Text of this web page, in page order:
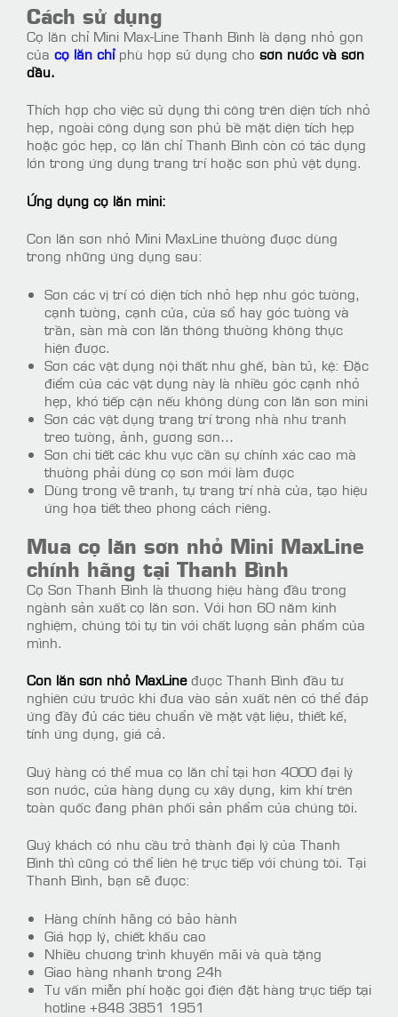
Cách sử dụng
Cọ lăn chỉ Mini Max-Line Thanh Bình là dạng nhỏ gọn
của cọ lăn chỉphù hợp sử dụng cho sơn nước và sơn
dầu.
Thích hợp cho việc sử dụng thi công trên diện tích nhỏ
hẹp, ngoài công dụng sơn phủ bề mặt diện tích hẹp
hoặc góc hẹp, cọ lăn chỉ Thanh Bình còn có tác dụng
lớn trong ứng dụng trang trí hoặc sơn phủ vật dụng.
Ứng dụng cọ lăn mini:
Con lăn sơn nhỏ Mini MaxLine thường được dùng
trong những ứng dụng sau:
Sơn các vị trí có diện tích nhỏ hẹp như góc tường,
cạnh tường, cạnh cửa, cửa sổ hay góc tường và
trần, sàn mà con lăn thông thường không thực
hiện được.
Sơn các vật dụng nội thất như ghế, bàn tủ, kệ: Đặc
điểm của các vật dụng này là nhiều góc cạnh nhỏ
hẹp, khó tiếp cận nếu không dùng con lăn sơn mini
Sơn các vật dụng trang trí trong nhà như tranh
treo tường, ảnh, gương sơn…
Sơn chi tiết các khu vực cần sự chính xác cao mà
thường phải dùng cọ sơn mới làm được
Dùng trong vẽ tranh, tự trang trí nhà cửa, tạo hiệu
ứng họa tiết theo phong cách riêng.
Mua cọ lăn sơn nhỏ Mini MaxLine
chính hãng tại Thanh Bình
Cọ Sơn Thanh Bình là thương hiệu hàng đầu trong
ngành sản xuất cọ lăn sơn. Với hơn 60 năm kinh
nghiệm, chúng tôi tự tin với chất lượng sản phẩm của
mình.
Con lăn sơn nhỏ MaxLineđược Thanh Bình đầu tư
nghiên cứu trước khi đưa vào sản xuất nên có thể đáp
ứng đầy đủ các tiêu chuẩn về mặt vật liệu, thiết kế,
tính ứng dụng, giá cả.
Quý hàng có thể mua cọ lăn chỉ tại hơn 4000 đại lý
sơn nước, cửa hàng dụng cụ xây dựng, kim khí trên
toàn quốc đang phân phối sản phẩm của chúng tôi.
Quý khách có nhu cầu trở thành đại lý của Thanh
Bình thì cũng có thể liên hệ trực tiếp với chúng tôi. Tại
Thanh Bình, bạn sẽ được:
Hàng chính hãng có bảo hành
Giá hợp lý, chiết khấu cao
Nhiều chương trình khuyến mãi và quà tặng
Giao hàng nhanh trong 24h
Tư vấn miễn phí hoặc gọi điện đặt hàng trực tiếp tại
hotline +848 3851 1951